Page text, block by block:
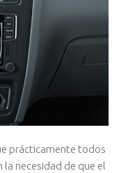
prácticamente todos
necesidad de que el